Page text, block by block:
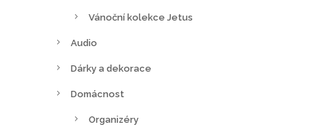
Vánoční kolekce Jetus
Audio
Dárky a dekorace
Domácnost
Organizéry